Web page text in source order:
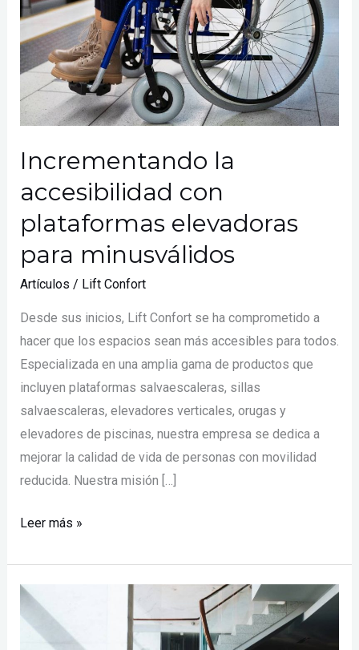
Incrementando la
accesibilidad con
plataformas elevadoras
para minusválidos
Artículos / Lift Confort
Desde sus inicios, Lift Confort se ha comprometido a
hacer que los espacios sean más accesibles para todos.
Especializada en una amplia gama de productos que
incluyen plataformas salvaescaleras, sillas
salvaescaleras, elevadores verticales, orugas y
elevadores de piscinas, nuestra empresa se dedica a
mejorar la calidad de vida de personas con movilidad
reducida. Nuestra misión […]
plataformas
elevadoras
para
minusválidos
Leer más »
Sillas
elevadoras
para